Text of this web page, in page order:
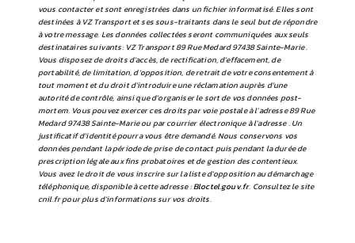
vous contacter et sont enregistrées dans un fichier informatisé. Elles sont
destinées à VZ Transport et ses sous-traitants dans le seul but de répondre
à votre message. Les données collectées seront communiquées aux seuls
destinataires suivants: VZ Transport 89 Rue Medard 97438 Sainte-Marie .
Vous disposez de droits d’accès, de rectification, d’effacement, de
portabilité, de limitation, d’opposition, de retrait de votre consentement à
tout moment et du droit d’introduire une réclamation auprès d’une
autorité de contrôle, ainsi que d’organiser le sort de vos données post-
mortem. Vous pouvez exercer ces droits par voie postale à l'adresse 89 Rue
Medard 97438 Sainte-Marie ou par courrier électronique à l'adresse . Un
justificatif d'identité pourra vous être demandé. Nous conservons vos
données pendant la période de prise de contact puis pendant la durée de
prescription légale aux fins probatoires et de gestion des contentieux.
Vous avez le droit de vous inscrire sur la liste d'opposition au démarchage
téléphonique, disponible à cette adresse :Bloctel.gouv.fr. Consultez le site
cnil.fr pour plus d’informations sur vos droits.